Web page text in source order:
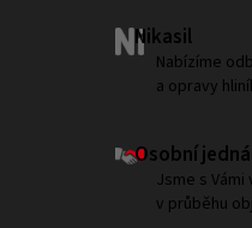
Nikasil
Nabízíme
a opravy
Osobní
Jsme s
v průběhu